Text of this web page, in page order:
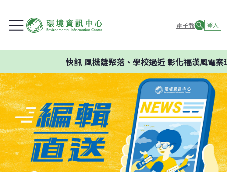
電子報 登入
快訊風機離聚落、學校過近 彰化福漢風電案環